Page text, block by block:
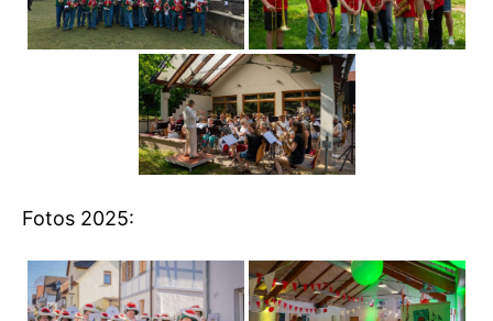
Fotos 2025: